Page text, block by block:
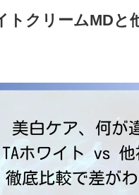
トクリームMDと